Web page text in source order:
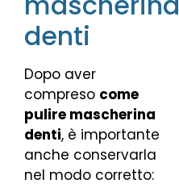
denti
Dopo aver
compreso come
pulire mascherina
denti, è importante
anche conservarla
nel modo corretto: